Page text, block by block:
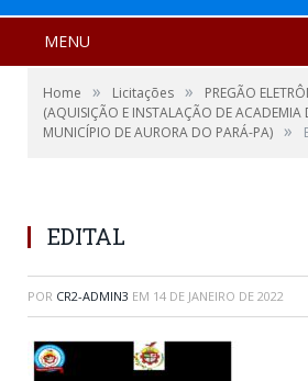
MENU
Home » Licitações »
PREGÃO
(AQUISIÇÃO E INSTALAÇÃO DE ACADEMIA
MUNICÍPIO DE AURORA DO PARÁ-PA) »
EDITAL
POR CR2-ADMIN3 EM 14 DE JANEIRO DE 2022